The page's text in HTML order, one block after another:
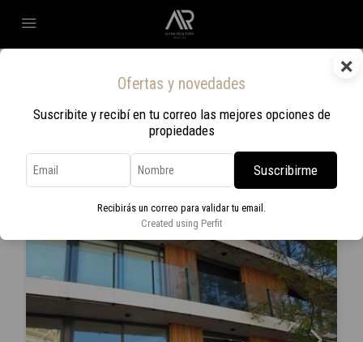
×
Ofertas y novedades
Suscribite y recibí en tu correo las mejores opciones de
propiedades
Suscribirme
Recibirás un correo para validar tu email.
Created using Perfit
14 Propiedades
Orden por defecto